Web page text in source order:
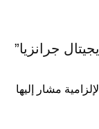
جرانزيا”
مشار إليها